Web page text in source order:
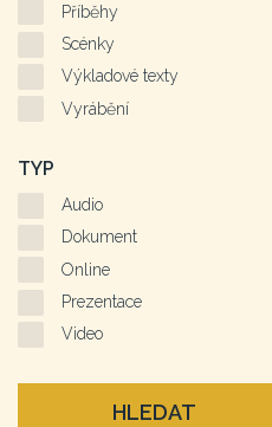
Příběhy
Scénky
Výkladové texty
Vyrábění
TYP
Audio
Dokument
Online
Prezentace
Video
HLEDAT